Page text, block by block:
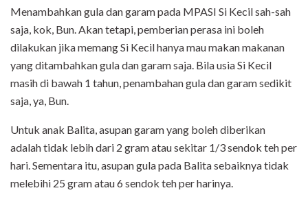
Menambahkan gula dan garam pada MPASI Si Kecil sah-sah
saja, kok, Bun. Akan tetapi, pemberian perasa ini boleh
dilakukan jika memang Si Kecil hanya mau makan makanan
yang ditambahkan gula dan garam saja. Bila usia Si Kecil
masih di bawah 1 tahun, penambahan gula dan garam sedikit
saja, ya, Bun.
Untuk anak Balita, asupan garam yang boleh diberikan
adalah tidak lebih dari 2 gram atau sekitar 1/3 sendok teh per
hari. Sementara itu, asupan gula pada Balita sebaiknya tidak
melebihi 25 gram atau 6 sendok teh per harinya.